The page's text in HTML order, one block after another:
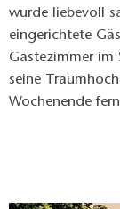
wurde liebevoll
eingerichtete
Gästezimmer im
seine
Wochenende